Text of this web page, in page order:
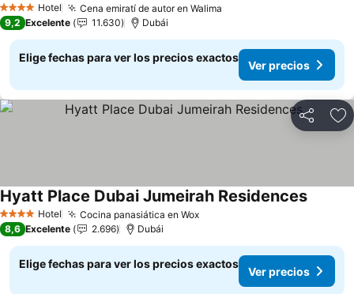
4 EstrellasHotel Cena emiratí de autor en Walima
9,2 Excelente 11.630 Dubái
Elige fechas para ver los precios exactos
Ver precios
Compartir
4 EstrellasHotel Cocina panasiática en Wox
Hyatt Place Dubai Jumeirah Residences
8,6 Excelente 2.696 Dubái
Elige fechas para ver los precios exactos
Ver precios